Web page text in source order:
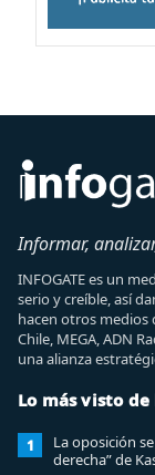
Informar,
INFOGATE es un
serio y creíble, así
hacen otros medios
Chile, MEGA, ADN
una alianza
Lo más visto
1
La oposición
derecha” de